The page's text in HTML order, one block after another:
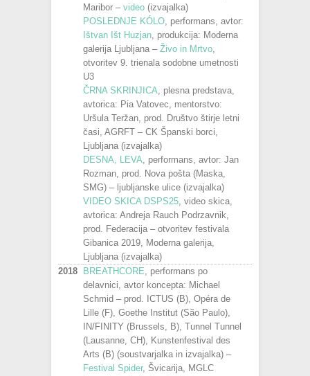
Maribor – video (izvajalka)
POSLEDNJE KÓLO, performans, avtor:
Ištvan Išt Huzjan, produkcija: Moderna
galerija Ljubljana – Živo in Mrtvo,
otvoritev 9. trienala sodobne umetnosti
U3
ČRNA SKRINJICA, plesna predstava,
avtorica: Pia Vatovec, mentorstvo:
Uršula Teržan, prod. Društvo štirje letni
časi, AGRFT – CK Španski borci,
Ljubljana (izvajalka)
DESNA, LEVA, performans, avtor: Jan
Rozman, prod. Nova pošta (Maska,
SMG) – ljubljanske ulice (izvajalka)
VIDEO SKICA DSPS25, video skica,
avtorica: Andreja Rauch Podrzavnik,
prod. Federacija – otvoritev festivala
Gibanica 2019, Moderna galerija,
Ljubljana (izvajalka)
2018
BREATHCORE, performans po
delavnici, avtor koncepta: Michael
Schmid – prod. ICTUS (B), Opéra de
Lille (F), Goethe Institut (São Paulo),
IN/FINITY (Brussels, B), Tunnel Tunnel
(Lausanne, CH), Kunstenfestival des
Arts (B) (soustvarjalka in izvajalka) –
Festival Spider, Švicarija, MGLC